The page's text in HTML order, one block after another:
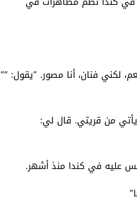
لكني فنان، أنا مصور. ”يقول: ““
من قريتي. قال لي:
عليه في كندا منذ أشهر.